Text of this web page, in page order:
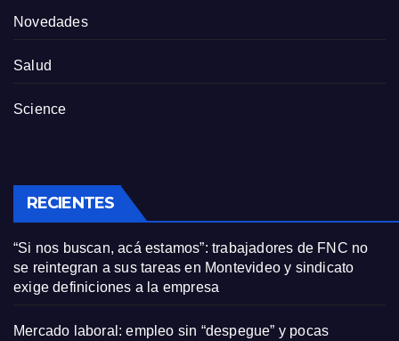
Novedades
Salud
Science
RECIENTES
“Si nos buscan, acá estamos”: trabajadores de FNC no
se reintegran a sus tareas en Montevideo y sindicato
exige definiciones a la empresa
Mercado laboral: empleo sin “despegue” y pocas